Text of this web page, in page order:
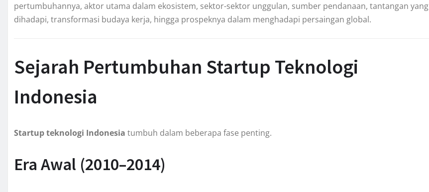
pertumbuhannya, aktor utama dalam ekosistem, sektor-sektor unggulan, sumber pendanaan, tantangan yang
dihadapi, transformasi budaya kerja, hingga prospeknya dalam menghadapi persaingan global.
Sejarah Pertumbuhan Startup Teknologi
Indonesia
Startup teknologi Indonesia tumbuh dalam beberapa fase penting.
Era Awal (2010–2014)